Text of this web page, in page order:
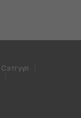
Сэтгүүл